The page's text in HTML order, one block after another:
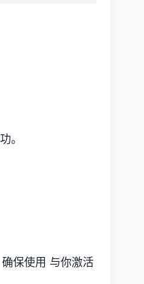
。
保使用 与你激活